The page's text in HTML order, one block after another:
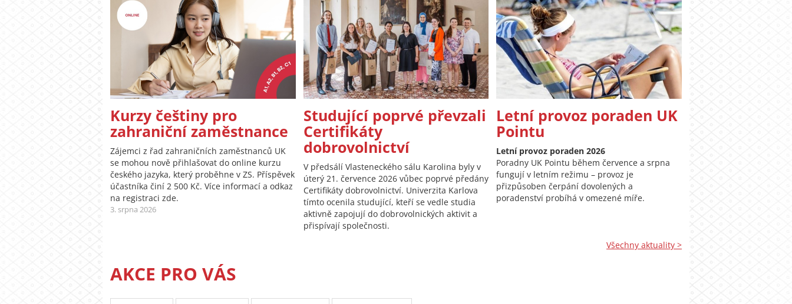
Kurzy češtiny pro
zahraniční zaměstnance
Zájemci z řad zahraničních zaměstnanců UK
se mohou nově přihlašovat do online kurzu
českého jazyka, který proběhne v ZS. Příspěvek
účastníka činí 2 500 Kč. Více informací a odkaz
na registraci zde.
3. srpna 2026
Studující poprvé převzali
Certifikáty
dobrovolnictví
V předsálí Vlasteneckého sálu Karolina byly v
úterý 21. července 2026 vůbec poprvé předány
Certifikáty dobrovolnictví. Univerzita Karlova
tímto ocenila studující, kteří se vedle studia
aktivně zapojují do dobrovolnických aktivit a
přispívají společnosti.
Letní provoz poraden UK
Pointu
Letní provoz poraden 2026
Poradny UK Pointu během července a srpna
fungují v letním režimu – provoz je
přizpůsoben čerpání dovolených a
poradenství probíhá v omezené míře.
Všechny aktuality >
AKCE PRO VÁS